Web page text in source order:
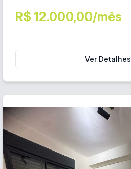
R$ 12.000,00/mês
Ver Detalhes